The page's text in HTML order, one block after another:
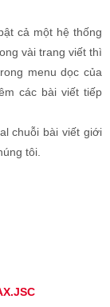
cả một hệ thống
vài trang viết thì
menu dọc của
các bài viết tiếp
chuỗi bài viết giới
tôi.